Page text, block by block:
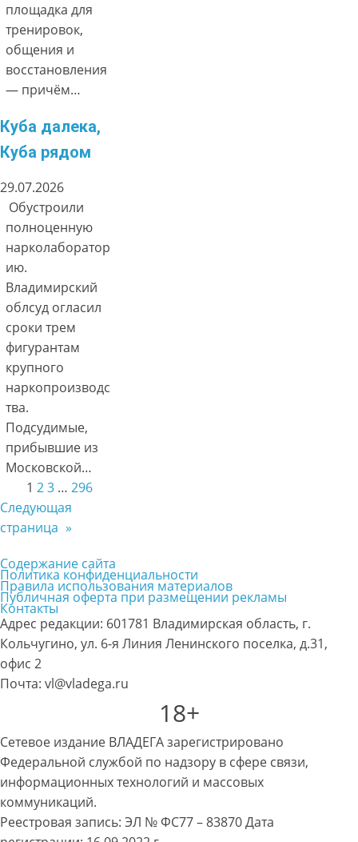
площадка для
тренировок,
общения и
восстановления
— причём…
Куба далека,
Куба рядом
29.07.2026
Обустроили
полноценную
нарколаборатор
ию.
Владимирский
облсуд огласил
сроки трем
фигурантам
крупного
наркопроизводс
тва.
Подсудимые,
прибывшие из
Московской…
1 23 … 296
Следующая
страница »
Содержание сайта
Политика конфиденциальности
Правила использования материалов
Публичная оферта при размещении рекламы
Контакты
Адрес редакции: 601781 Владимирская область, г.
Кольчугино, ул. 6-я Линия Ленинского поселка, д.31,
офис 2
Почта: vl@vladega.ru
18+
Сетевое издание ВЛАДЕГА зарегистрировано
Федеральной службой по надзору в сфере связи,
информационных технологий и массовых
коммуникаций.
Реестровая запись: ЭЛ № ФС77 – 83870 Дата